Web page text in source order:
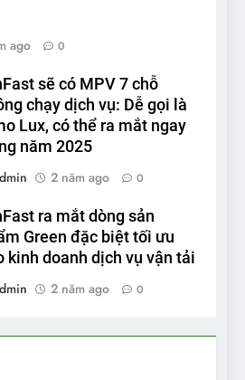
ago 0
sẽ có MPV 7 chỗ
chạy dịch vụ: Dễ gọi là
Lux, có thể ra mắt ngay
năm 2025
2 năm ago 0
ra mắt dòng sản
Green đặc biệt tối ưu
kinh doanh dịch vụ vận tải
2 năm ago 0